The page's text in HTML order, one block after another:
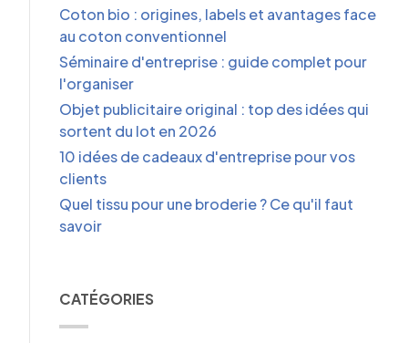
Coton bio : origines, labels et avantages face
au coton conventionnel
Séminaire d'entreprise : guide complet pour
l'organiser
Objet publicitaire original : top des idées qui
sortent du lot en 2026
10 idées de cadeaux d'entreprise pour vos
clients
Quel tissu pour une broderie ? Ce qu'il faut
savoir
CATÉGORIES